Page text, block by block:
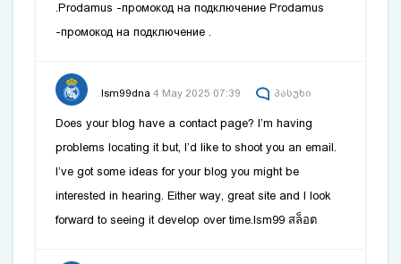
.Prodamus -промокод на подключениеProdamus
-промокод на подключение.
lsm99dna 4 May 2025 07:39 პასუხი
Does your blog have a contact page? I’m having
problems locating it but, I’d like to shoot you an email.
I’ve got some ideas for your blog you might be
interested in hearing. Either way, great site and I look
forward to seeing it develop over time.lsm99 สล็อต